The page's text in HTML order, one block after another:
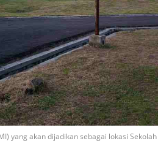
yang akan dijadikan sebagai lokasi